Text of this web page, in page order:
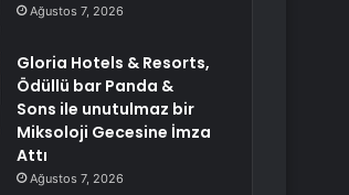
Ağustos 7, 2026
Gloria Hotels & Resorts,
Ödüllü bar Panda &
Sons ile unutulmaz bir
Miksoloji Gecesine İmza
Attı
Ağustos 7, 2026